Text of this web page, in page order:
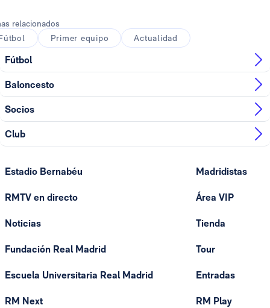
relacionados
Primer equipo Actualidad
Fútbol
Baloncesto
Socios
Club
Estadio Bernabéu
RMTV en directo
Noticias
Fundación Real Madrid
Escuela Universitaria Real Madrid
RM Next
Madridistas
Área VIP
Tienda
Tour
Entradas
RM Play